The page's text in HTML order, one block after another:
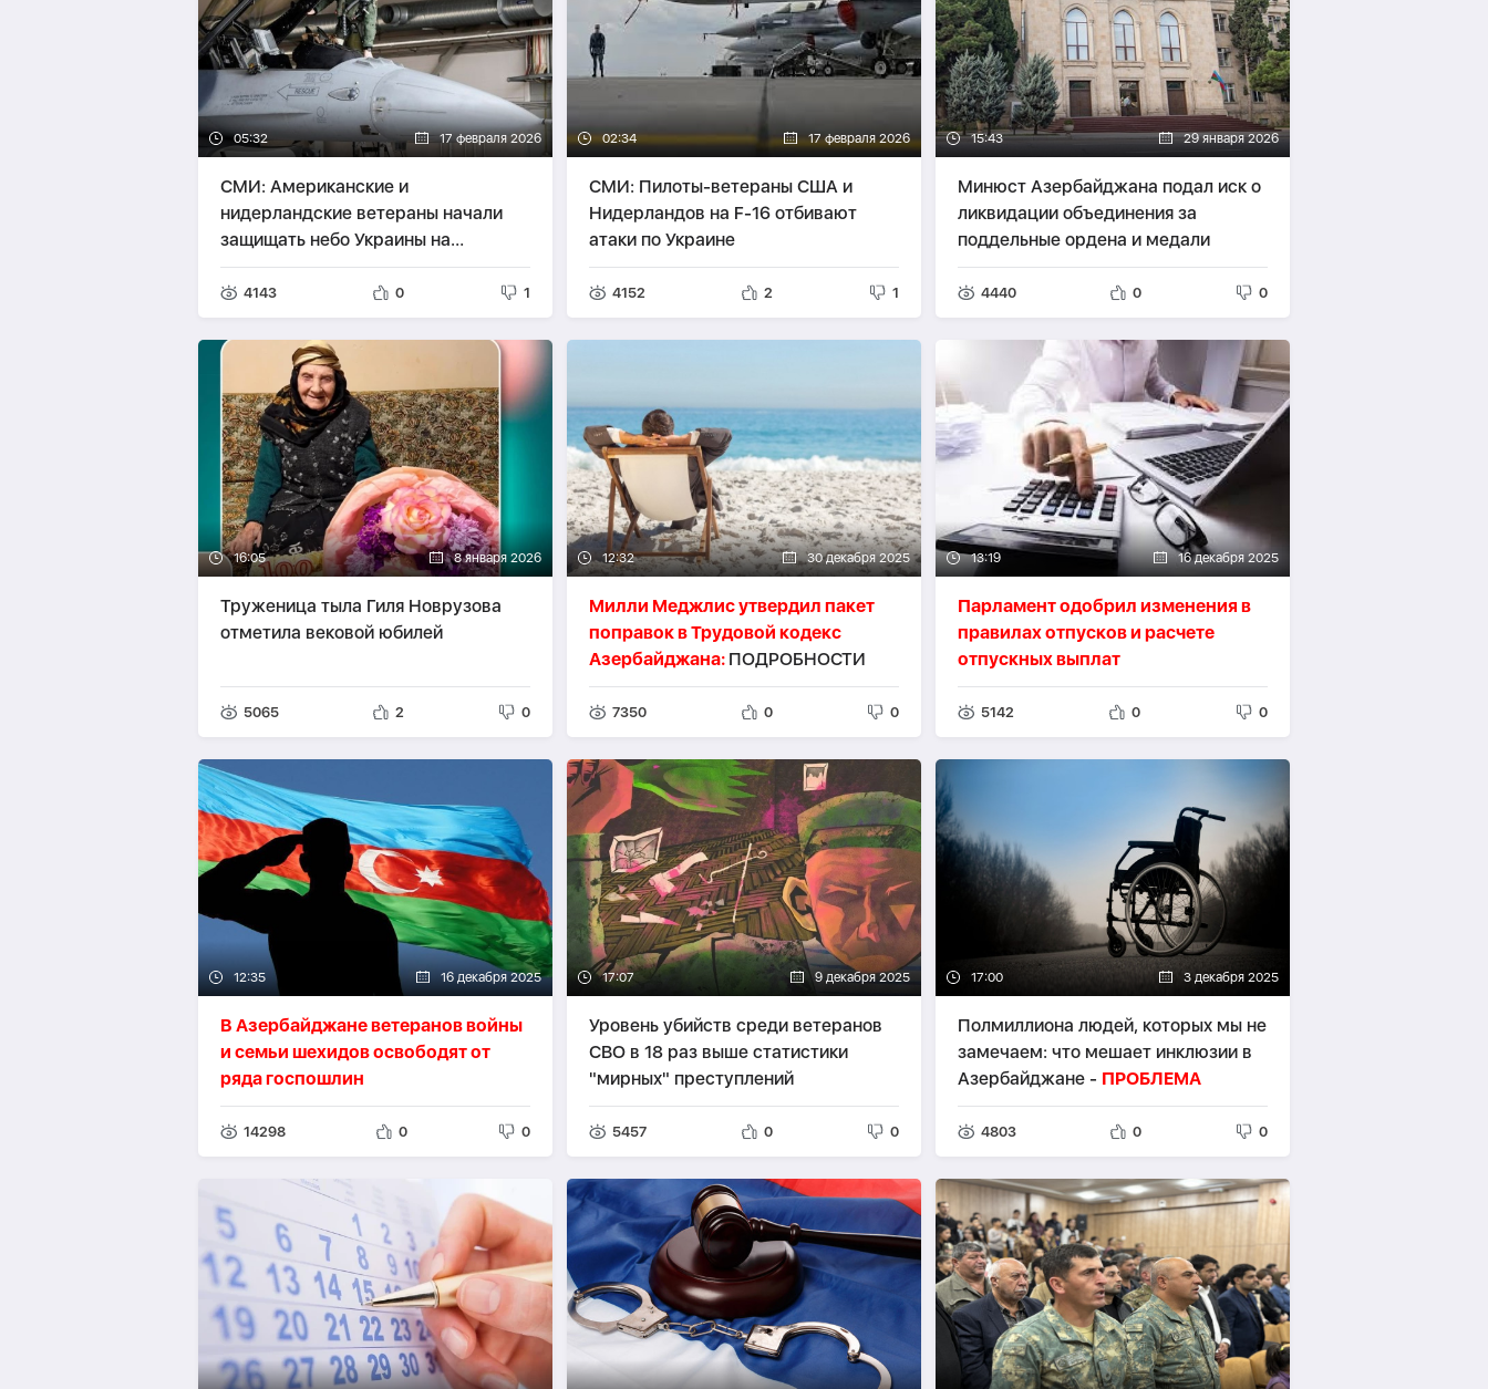
05:32 17 февраля 2026
СМИ: Американские и
нидерландские ветераны начали
защищать небо Украины на
истребителях F-16
4143 0 1
02:34 17 февраля 2026
СМИ: Пилоты-ветераны США и
Нидерландов на F-16 отбивают
атаки по Украине
4152 2 1
15:43 29 января 2026
Минюст Азербайджана подал иск о
ликвидации объединения за
поддельные ордена и медали
4440 0 0
16:05 8 января 2026
Труженица тыла Гиля Новрузова
отметила вековой юбилей
5065 2 0
12:32 30 декабря 2025
Милли Меджлис утвердил пакет
поправок в Трудовой кодекс
Азербайджана: ПОДРОБНОСТИ
7350 0 0
13:19 16 декабря 2025
Парламент одобрил изменения в
правилах отпусков и расчете
отпускных выплат
5142 0 0
12:35 16 декабря 2025
В Азербайджане ветеранов войны
и семьи шехидов освободят от
ряда госпошлин
14298 0 0
17:07 9 декабря 2025
Уровень убийств среди ветеранов
СВО в 18 раз выше статистики
"мирных" преступлений
5457 0 0
17:00 3 декабря 2025
Полмиллиона людей, которых мы не
замечаем: что мешает инклюзии в
Азербайджане - ПРОБЛЕМА
4803 0 0